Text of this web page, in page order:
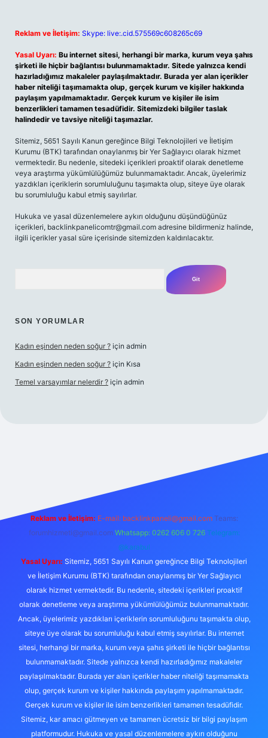
Reklam ve İletişim: Skype: live:.cid.575569c608265c69
Yasal Uyarı: Bu internet sitesi, herhangi bir marka, kurum veya şahıs
şirketi ile hiçbir bağlantısı bulunmamaktadır. Sitede yalnızca kendi
hazırladığımız makaleler paylaşılmaktadır. Burada yer alan içerikler
haber niteliği taşımamakta olup, gerçek kurum ve kişiler hakkında
paylaşım yapılmamaktadır. Gerçek kurum ve kişiler ile isim
benzerlikleri tamamen tesadüfidir. Sitemizdeki bilgiler taslak
halindedir ve tavsiye niteliği taşımazlar.
Sitemiz, 5651 Sayılı Kanun gereğince Bilgi Teknolojileri ve İletişim
Kurumu (BTK) tarafından onaylanmış bir Yer Sağlayıcı olarak hizmet
vermektedir. Bu nedenle, sitedeki içerikleri proaktif olarak denetleme
veya araştırma yükümlülüğümüz bulunmamaktadır. Ancak, üyelerimiz
yazdıkları içeriklerin sorumluluğunu taşımakta olup, siteye üye olarak
bu sorumluluğu kabul etmiş sayılırlar.
Hukuka ve yasal düzenlemelere aykırı olduğunu düşündüğünüz
içerikleri, backlinkpanelicomtr@gmail.com adresine bildirmeniz halinde,
ilgili içerikler yasal süre içerisinde sitemizden kaldırılacaktır.
SON YORUMLAR
Kadın eşinden neden soğur ? için admin
Kadın eşinden neden soğur ? için Kısa
Temel varsayımlar nelerdir ? için admin
Reklam ve İletişim: E-mail: backlinkpaneli@gmail.com Teams:
forumhizmeti@gmail.com Whatsapp: 0262 606 0 726 Telegram:
@karabul
Yasal Uyarı: Sitemiz, 5651 Sayılı Kanun gereğince Bilgi Teknolojileri
ve İletişim Kurumu (BTK) tarafından onaylanmış bir Yer Sağlayıcı
olarak hizmet vermektedir. Bu nedenle, sitedeki içerikleri proaktif
olarak denetleme veya araştırma yükümlülüğümüz bulunmamaktadır.
Ancak, üyelerimiz yazdıkları içeriklerin sorumluluğunu taşımakta olup,
siteye üye olarak bu sorumluluğu kabul etmiş sayılırlar. Bu internet
sitesi, herhangi bir marka, kurum veya şahıs şirketi ile hiçbir bağlantısı
bulunmamaktadır. Sitede yalnızca kendi hazırladığımız makaleler
paylaşılmaktadır. Burada yer alan içerikler haber niteliği taşımamakta
olup, gerçek kurum ve kişiler hakkında paylaşım yapılmamaktadır.
Gerçek kurum ve kişiler ile isim benzerlikleri tamamen tesadüfidir.
Sitemiz, kar amacı gütmeyen ve tamamen ücretsiz bir bilgi paylaşım
platformudur. Hukuka ve yasal düzenlemelere aykırı olduğunu